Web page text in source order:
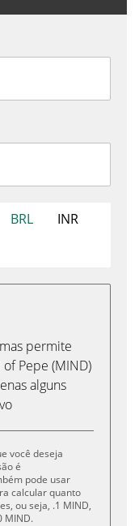
BRL
INR
permite
Pepe (MIND)
alguns
você deseja
é
pode usar
calcular quanto
ou seja, .1 MIND,
MIND.